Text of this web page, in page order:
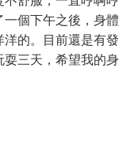
個下午之後，身體
的。目前還是有發
三天，希望我的身